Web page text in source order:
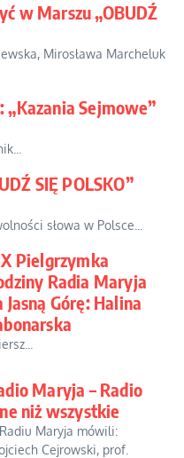
w Marszu „OBUDŹ
Mirosława Marcheluk
„Kazania Sejmowe”
SIĘ POLSKO”
słowa w Polsce...
Pielgrzymka
Radia Maryja
Jasną Górę: Halina
Maryja – Radio
niż wszystkie
Maryja mówili:
Cejrowski, prof.